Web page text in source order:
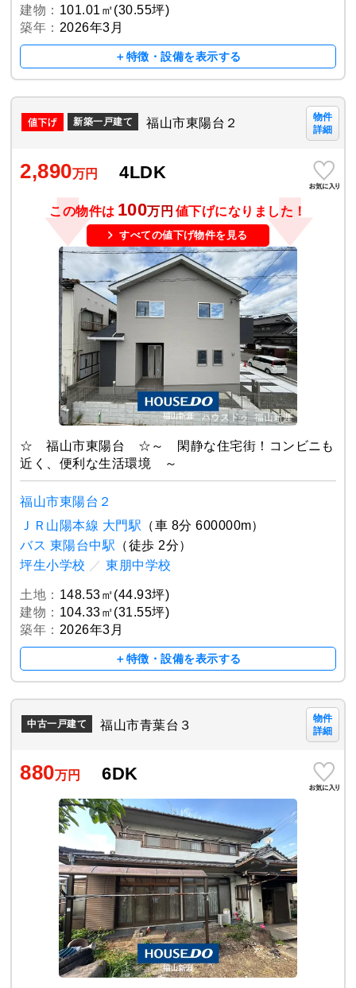
建物： 101.01㎡(30.55坪)
築年： 2026年3月
＋特徴・設備を表示する
新築一戸建て 福山市東陽台２
物件
詳細
2,890万円 4LDK
この物件は 100万円 値下げになりました！
すべての値下げ物件を見る
☆ 福山市東陽台 ☆～ 閑静な住宅街！コンビニも
近く、便利な生活環境 ～
福山市東陽台２
ＪＲ山陽本線 大門駅 （車 8分 600000m）
バス 東陽台中駅 （徒歩 2分）
坪生小学校 ／ 東朋中学校
土地： 148.53㎡(44.93坪)
建物： 104.33㎡(31.55坪)
築年： 2026年3月
＋特徴・設備を表示する
中古一戸建て 福山市青葉台３
物件
詳細
880万円 6DK